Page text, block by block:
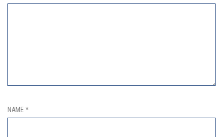
NAME *